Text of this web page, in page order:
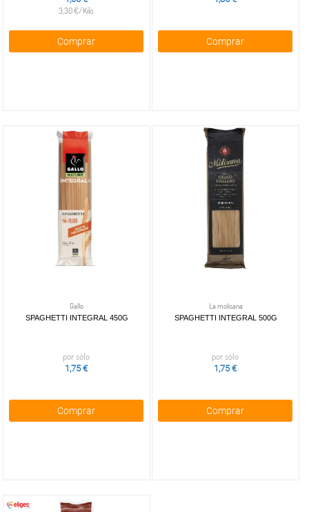
Galletas
palomitas
microondas
3,30 €/Kilo
Comprar Comprar
Gallo
SPAGHETTI INTEGRAL 450G
por sólo
1,75 €
Comprar
La molisana
SPAGHETTI INTEGRAL 500G
por sólo
1,75 €
Comprar